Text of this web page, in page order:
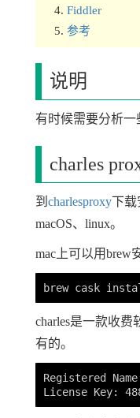
Fiddler
参考
说明
有时候需要分析一
charles
到 charlesproxy下载
macOS、linux。
mac上可以用brew
charles是一款收费
有的。
Registered